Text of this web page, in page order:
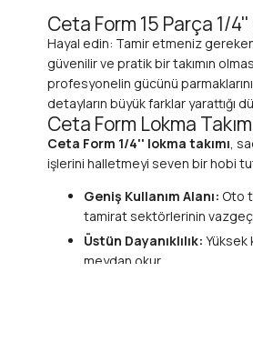
Ceta Form 15 Parça 1/4''
Hayal edin: Tamir etmeniz
güvenilir ve pratik bir takımın
profesyonelin gücünü
detayların büyük farklar yarattığı
Ceta Form Lokma
Ceta Form 1/4'' lokma takımı,
işlerini halletmeyi seven bir hobi
Geniş Kullanım Alanı: Oto
tamirat sektörlerinin
Üstün Dayanıklılık: Yüksek
meydan okur.